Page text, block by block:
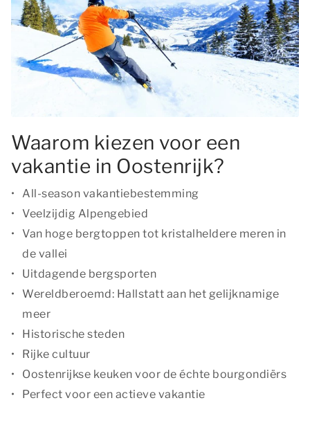
Waarom kiezen voor een
vakantie in Oostenrijk?
All-season vakantiebestemming
Veelzijdig Alpengebied
Van hoge bergtoppen tot kristalheldere meren in
de vallei
Uitdagende bergsporten
Wereldberoemd: Hallstatt aan het gelijknamige
meer
Historische steden
Rijke cultuur
Oostenrijkse keuken voor de échte bourgondiërs
Perfect voor een actieve vakantie